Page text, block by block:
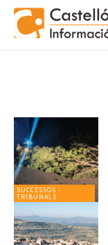
SUCCESSOS -
TRIBUNALS